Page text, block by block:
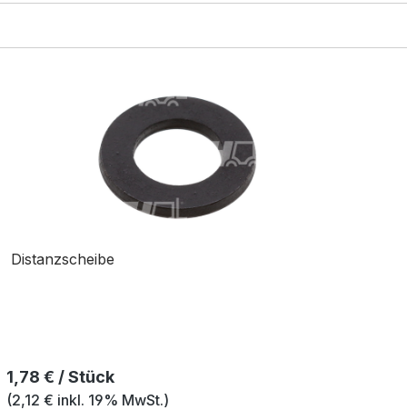
Distanzscheibe
Regulärer Preis:
1,78 € / Stück
(2,12 € inkl. 19% MwSt.)